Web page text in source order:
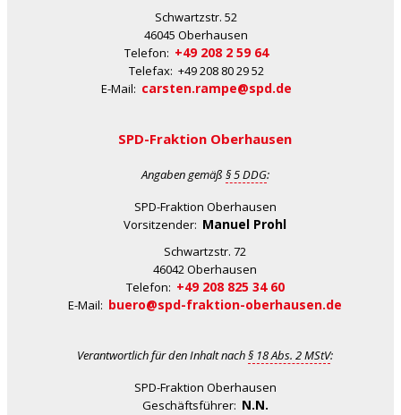
Schwartzstr. 52
46045 Oberhausen
Telefon: +49 208 2 59 64
Telefax: +49 208 80 29 52
E-Mail: carsten.rampe@spd.de
SPD-Fraktion Oberhausen
Angaben gemäß § 5 DDG:
SPD-Fraktion Oberhausen
Vorsitzender: Manuel Prohl
Schwartzstr. 72
46042 Oberhausen
Telefon: +49 208 825 34 60
E-Mail: buero@spd-fraktion-oberhausen.de
Verantwortlich für den Inhalt nach§ 18 Abs. 2 MStV:
SPD-Fraktion Oberhausen
Geschäftsführer: N.N.